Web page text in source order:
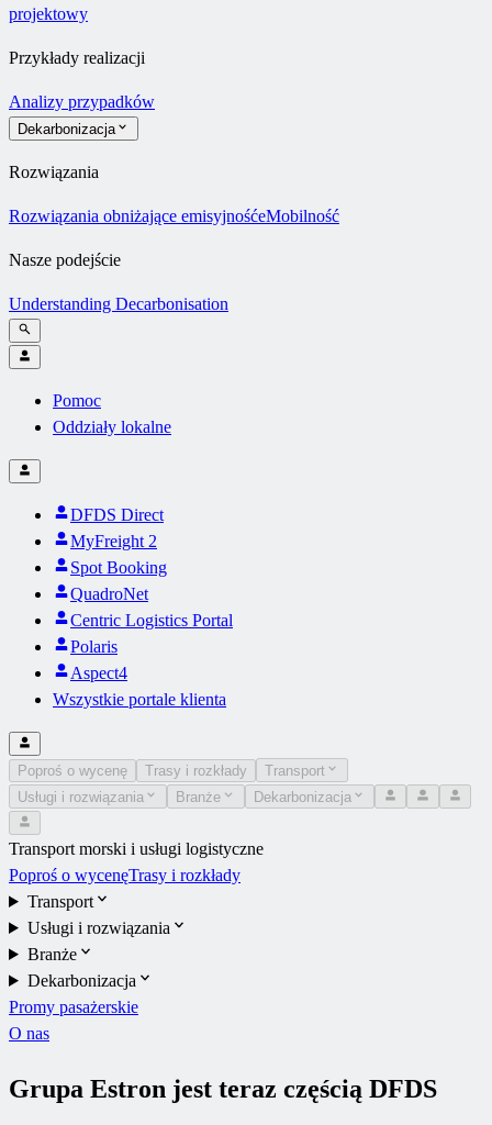
projektowy
Przykłady realizacji
Analizy przypadków
Dekarbonizacja
Rozwiązania
Rozwiązania obniżające emisyjnośćeMobilność
Nasze podejście
Understanding Decarbonisation
Pomoc
Oddziały lokalne
DFDS Direct
MyFreight 2
Spot Booking
QuadroNet
Centric Logistics Portal
Polaris
Aspect4
Wszystkie portale klienta
Poproś o wycenę Trasy i rozkłady
Transport
Usługi i rozwiązania
Branże Dekarbonizacja
Transport morski i usługi logistyczne
Poproś o wycenęTrasy i rozkłady
Transport
Usługi i rozwiązania
Branże
Dekarbonizacja
Promy pasażerskie
O nas
Grupa Estron jest teraz częścią DFDS